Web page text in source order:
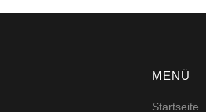
MENÜ
Startseite